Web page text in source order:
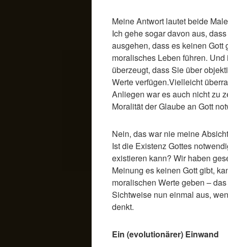
Meine Antwort lautet beide
Ich gehe sogar davon aus,
ausgehen, dass es keinen Gott
moralisches Leben führen.
überzeugt, dass Sie über
Werte verfügen.Vielleicht
Anliegen war es auch nicht zu
Moralität der Glaube an Gott
Nein, das war nie meine
Ist die Existenz Gottes
existieren kann? Wir haben
Meinung es keinen Gott gibt,
moralischen Werte geben –
Sichtweise nun einmal aus,
denkt.
Ein (evolutionärer) Einwand